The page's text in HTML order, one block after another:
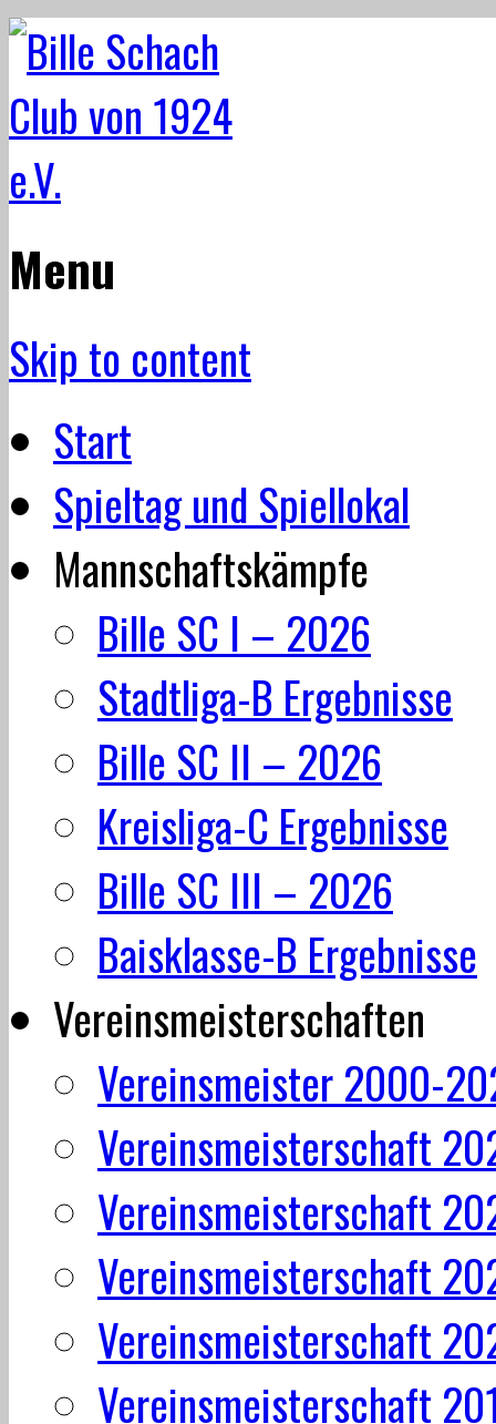
Menu
Skip to content
Start
Spieltag und Spiellokal
Mannschaftskämpfe
Bille SC I – 2026
Stadtliga-B Ergebnisse
Bille SC II – 2026
Kreisliga-C Ergebnisse
Bille SC III – 2026
Baisklasse-B Ergebnisse
Vereinsmeisterschaften
Vereinsmeister 2000-
Vereinsmeisterschaft
Vereinsmeisterschaft
Vereinsmeisterschaft
Vereinsmeisterschaft
Vereinsmeisterschaft